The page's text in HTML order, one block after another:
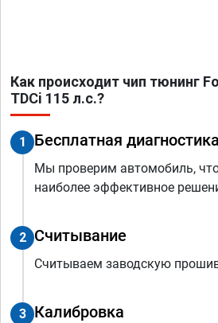
Как происходит чип тюнинг
TDCi 115 л.с.?
1 Бесплатная диагностика
Мы проверим автомобиль,
наиболее эффективное
2 Считывание
Считываем заводскую
3 Калибровка